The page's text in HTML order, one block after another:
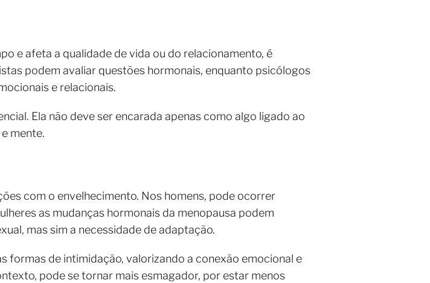
e afeta a qualidade de vida ou do relacionamento, é
podem avaliar questões hormonais, enquanto psicólogos
e relacionais.
Ela não deve ser encarada apenas como algo ligado ao
mente.
com o envelhecimento. Nos homens, pode ocorrer
as mudanças hormonais da menopausa podem
mas sim a necessidade de adaptação.
formas de intimidação, valorizando a conexão emocional e
pode se tornar mais esmagador, por estar menos